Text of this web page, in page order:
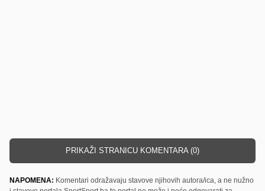
PRIKAŽI STRANICU KOMENTARA (0)
NAPOMENA: Komentari odražavaju stavove njihovih autora/ica, a ne nužno